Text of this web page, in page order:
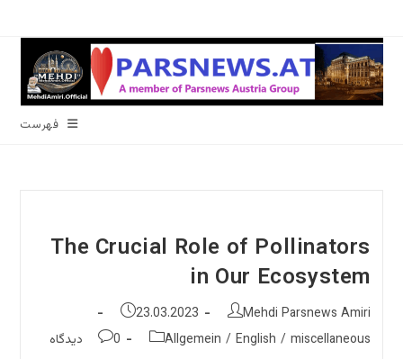
محتوا
فهرست
The Crucial Role of Pollinators
in Our Ecosystem
نویسندهٔ
Mehdi Parsnews Amiri
نوشته
منتشر
شده
23.03.2023
دسته‌
Allgemein / English / miscellaneous
نظرات
0 دیدگاه